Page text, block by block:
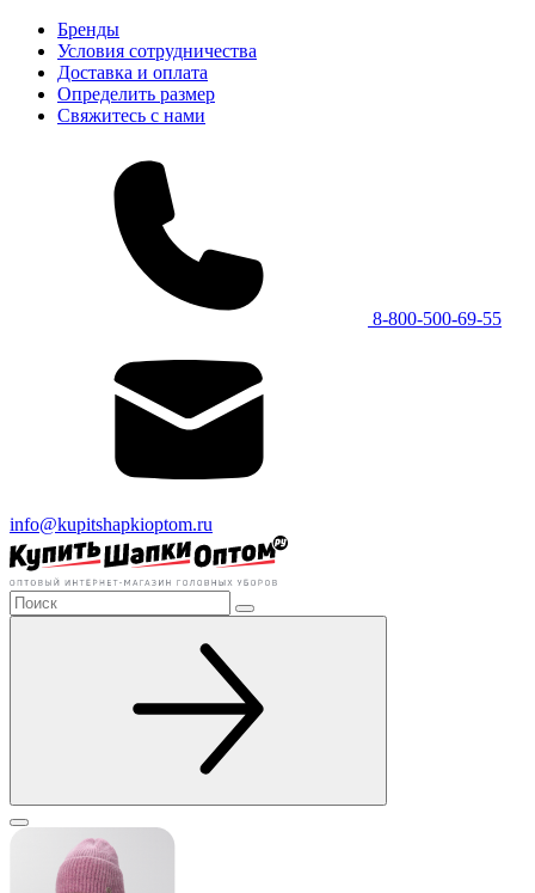
Бренды
Условия сотрудничества
Доставка и оплата
Определить размер
Свяжитесь с нами
8-800-500-69-55
info@kupitshapkioptom.ru